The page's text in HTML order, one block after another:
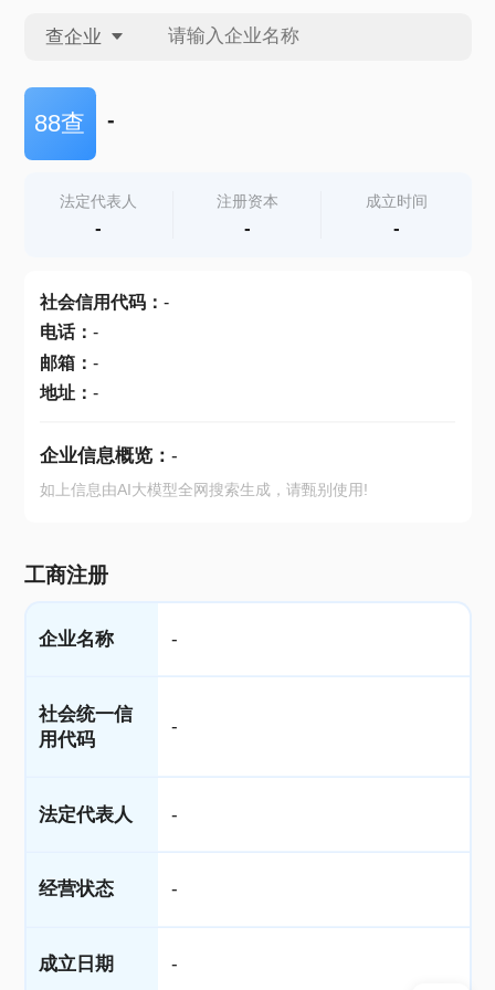
查企业
查企业
查产地
88查 -
法定代表人
-
注册资本
-
成立时间
-
社会信用代码： -
电话： -
邮箱： -
地址： -
企业信息概览： -
如上信息由AI大模型全网搜索生成，请甄别使用!
工商注册
企业名称 -
社会统一信
用代码
-
法定代表人 -
经营状态 -
成立日期 -